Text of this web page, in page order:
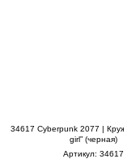
34617 Cyberpunk 2077 | Кружка
girl” (черная)
Артикул: 34617